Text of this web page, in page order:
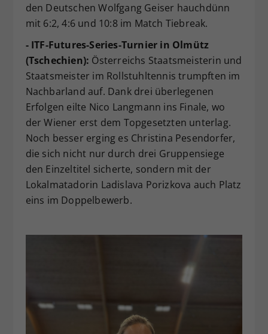
den Deutschen Wolfgang Geiser hauchdünn
mit 6:2, 4:6 und 10:8 im Match Tiebreak.
- ITF-Futures-Series-Turnier in Olmütz
(Tschechien): Österreichs Staatsmeisterin und
Staatsmeister im Rollstuhltennis trumpften im
Nachbarland auf. Dank drei überlegenen
Erfolgen eilte Nico Langmann ins Finale, wo
der Wiener erst dem Topgesetzten unterlag.
Noch besser erging es Christina Pesendorfer,
die sich nicht nur durch drei Gruppensiege
den Einzeltitel sicherte, sondern mit der
Lokalmatadorin Ladislava Porizkova auch Platz
eins im Doppelbewerb.